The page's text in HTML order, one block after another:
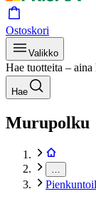
Ostoskori
Valikko
Hae tuotteita –
Hae
Murupolku